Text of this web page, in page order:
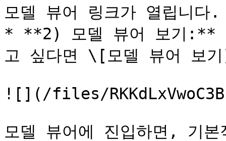
모델 뷰어 링크가 열립니다.
* **2) 모델 뷰어 보기:**
고 싶다면 \[모델 뷰어 보
![](/files/
모델 뷰어에 진입하면, 기